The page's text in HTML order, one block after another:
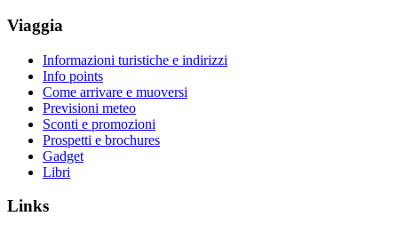
Viaggia
Informazioni turistiche e indirizzi
Info points
Come arrivare e muoversi
Previsioni meteo
Sconti e promozioni
Prospetti e brochures
Gadget
Libri
Links